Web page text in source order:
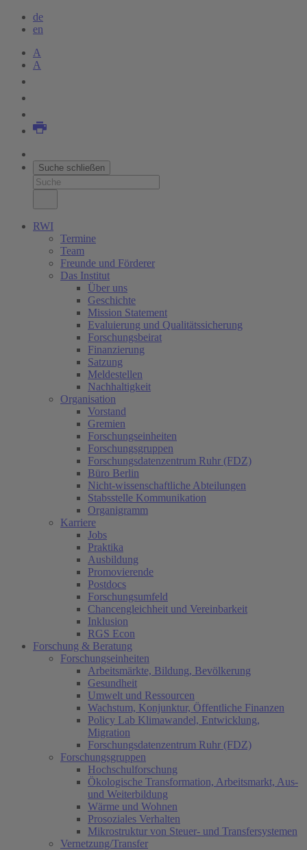
de
en
A
A
Suche schließen
RWI
Termine
Team
Freunde und Förderer
Das Institut
Über uns
Geschichte
Mission Statement
Evaluierung und Qualitätssicherung
Forschungsbeirat
Finanzierung
Satzung
Meldestellen
Nachhaltigkeit
Organisation
Vorstand
Gremien
Forschungseinheiten
Forschungsgruppen
Forschungsdatenzentrum Ruhr (FDZ)
Büro Berlin
Nicht-wissenschaftliche Abteilungen
Stabsstelle Kommunikation
Organigramm
Karriere
Jobs
Praktika
Ausbildung
Promovierende
Postdocs
Forschungsumfeld
Chancengleichheit und Vereinbarkeit
Inklusion
RGS Econ
Forschung & Beratung
Forschungseinheiten
Arbeitsmärkte, Bildung, Bevölkerung
Gesundheit
Umwelt und Ressourcen
Wachstum, Konjunktur, Öffentliche Finanzen
Policy Lab Klimawandel, Entwicklung,
Migration
Forschungsdatenzentrum Ruhr (FDZ)
Forschungsgruppen
Hochschulforschung
Ökologische Transformation, Arbeitsmarkt, Aus-
und Weiterbildung
Wärme und Wohnen
Prosoziales Verhalten
Mikrostruktur von Steuer- und Transfersystemen
Vernetzung/Transfer